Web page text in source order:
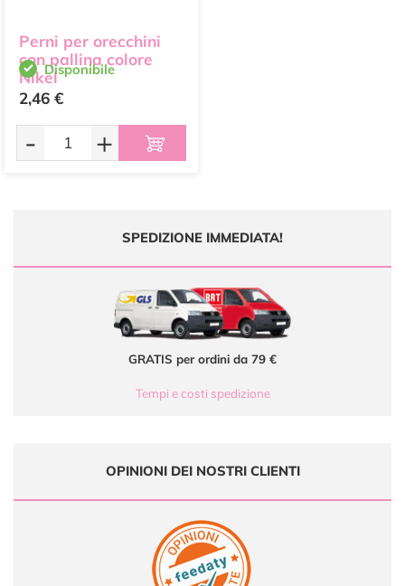
Perni per orecchini
con pallina colore
NikelDisponibile
2,46 €
- +
SPEDIZIONE IMMEDIATA!
GRATIS per ordini da 79 €
Tempi e costi spedizione
OPINIONI DEI NOSTRI CLIENTI